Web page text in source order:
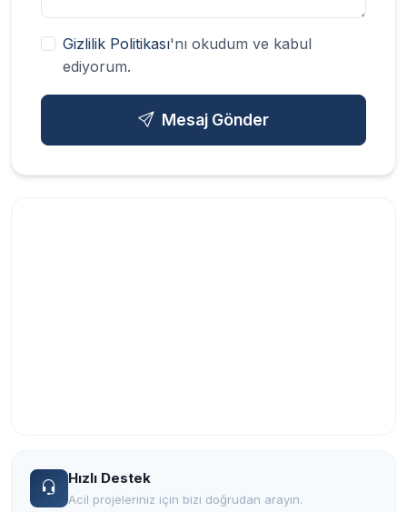
Gizlilik Politikası'nı okudum ve kabul
ediyorum.
Mesaj Gönder
Hızlı Destek
Acil projeleriniz için bizi doğrudan arayın.